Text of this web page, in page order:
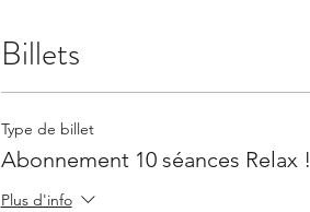
Billets
Type de billet
Abonnement 10 séances Relax !
Plus d'info